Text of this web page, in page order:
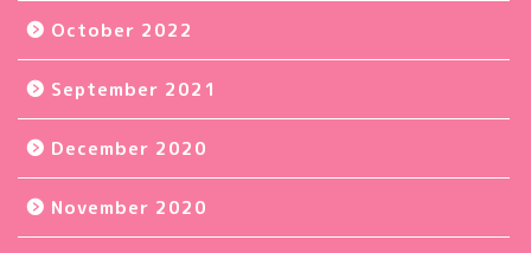
October 2022
September 2021
December 2020
November 2020